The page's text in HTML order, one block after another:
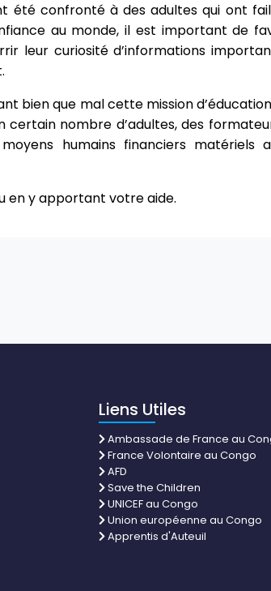
été confronté à des adultes qui ont
au monde, il est important de
leur curiosité d’informations
bien que mal cette mission
certain nombre d’adultes, des
humains financiers matériels
en y apportant votre aide.
Liens Utiles
Ambassade de France au
France Volontaire au Congo
AFD
Save the Children
UNICEF au Congo
Union européenne au Congo
Apprentis d'Auteuil